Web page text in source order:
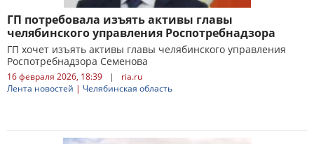
ГП потребовала изъять активы главы
челябинского управления Роспотребнадзора
ГП хочет изъять активы главы челябинского управления
Роспотребнадзора Семенова
16 февраля 2026, 18:39 |
ria.ru
Лента новостей | Челябинская область